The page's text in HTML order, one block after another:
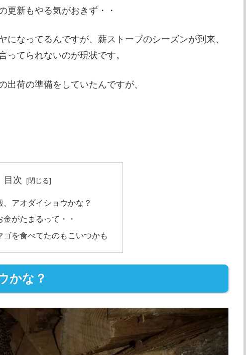
更新もやる気がおきず・・
なってるんですが、薪ストーブのシーズンが到来、
ってられないのが現状です。
荷の準備をしていたんですが、
目次
、アオダイショウかな？
がたまるって・・
ゴを食べてたのもこいつかも
かな？